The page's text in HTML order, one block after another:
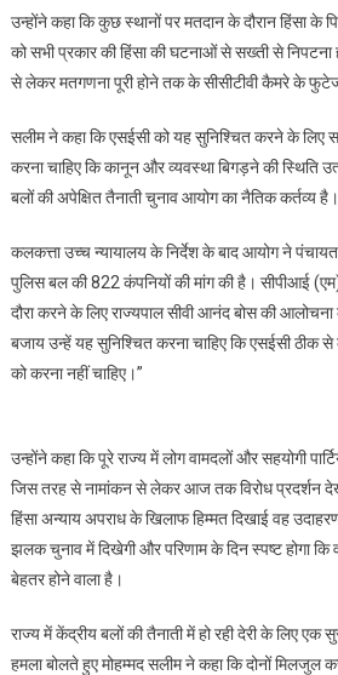
उन्होंने कहा कि कुछ स्थानों पर मतदान के दौरान हिंसा
को सभी प्रकार की हिंसा की घटनाओं से सख्ती से निपटना
से लेकर मतगणना पूरी होने तक के सीसीटीवी कैमरे के
सलीम ने कहा कि एसईसी को यह सुनिश्चित करने के लिए
करना चाहिए कि कानून और व्यवस्था बिगड़ने की स्थिति
बलों की अपेक्षित तैनाती चुनाव आयोग का नैतिक कर्तव्य
कलकत्ता उच्च न्यायालय के निर्देश के बाद आयोग ने
पुलिस बल की 822 कंपनियों की मांग की है। सीपीआई
दौरा करने के लिए राज्यपाल सीवी आनंद बोस की
बजाय उन्हें यह सुनिश्चित करना चाहिए कि एसईसी
को करना नहीं चाहिए।”
उन्होंने कहा कि पूरे राज्य में लोग वामदलों और सहयोगी
जिस तरह से नामांकन से लेकर आज तक विरोध प्रदर्शन
हिंसा अन्याय अपराध के खिलाफ हिम्मत दिखाई वह
झलक चुनाव में दिखेगी और परिणाम के दिन स्पष्ट होगा कि
बेहतर होने वाला है।
राज्य में केंद्रीय बलों की तैनाती में हो रही देरी के लिए
हमला बोलते हुए मोहम्मद सलीम ने कहा कि दोनों